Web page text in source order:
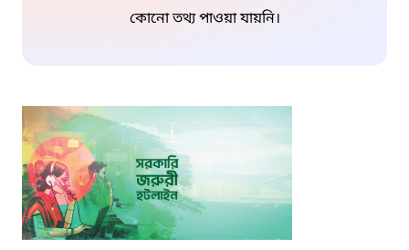
কোনো তথ্য পাওয়া যায়নি।